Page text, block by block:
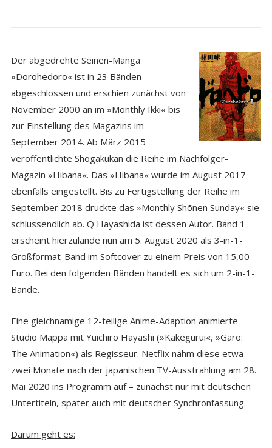
Der abgedrehte Seinen-Manga
»Dorohedoro« ist in 23 Bänden
abgeschlossen und erschien zunächst von
November 2000 an im »Monthly Ikki« bis
zur Einstellung des Magazins im
September 2014. Ab März 2015
veröffentlichte Shogakukan die Reihe im Nachfolger-
Magazin »Hibana«. Das »Hibana« wurde im August 2017
ebenfalls eingestellt. Bis zu Fertigstellung der Reihe im
September 2018 druckte das »Monthly Shōnen Sunday« sie
schlussendlich ab. Q Hayashida ist dessen Autor. Band 1
erscheint hierzulande nun am 5. August 2020 als 3-in-1-
Großformat-Band im Softcover zu einem Preis von 15,00
Euro. Bei den folgenden Bänden handelt es sich um 2-in-1-
Bände.
Eine gleichnamige 12-teilige Anime-Adaption animierte
Studio Mappa mit Yuichiro Hayashi (»Kakegurui«, »Garo:
The Animation«) als Regisseur. Netflix nahm diese etwa
zwei Monate nach der japanischen TV-Ausstrahlung am 28.
Mai 2020 ins Programm auf – zunächst nur mit deutschen
Untertiteln, später auch mit deutscher Synchronfassung.
Darum geht es: